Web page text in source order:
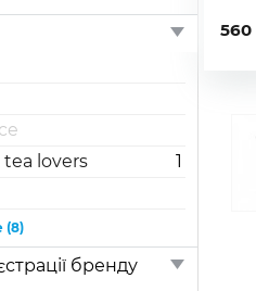
tea lovers
1
Essentials
(8)
бренду
560